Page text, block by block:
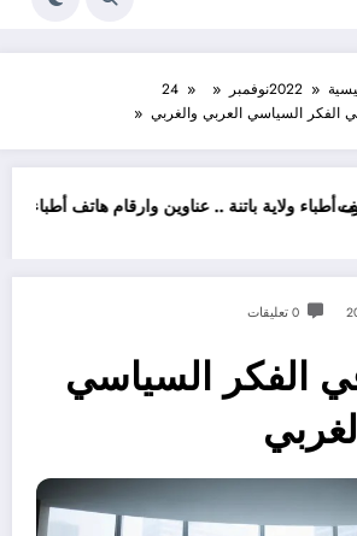
2022نوفمبر
24
الفكر السياسي العربي والغربي
هاتف أطباء اخصائيين ولاية باتنة
المديرية المركزية
0 تعليقات
الفكر السياسي